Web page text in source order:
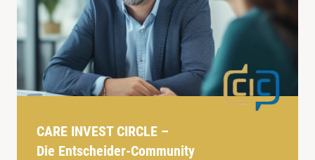
CARE INVEST CIRCLE –
Die Entscheider-Community